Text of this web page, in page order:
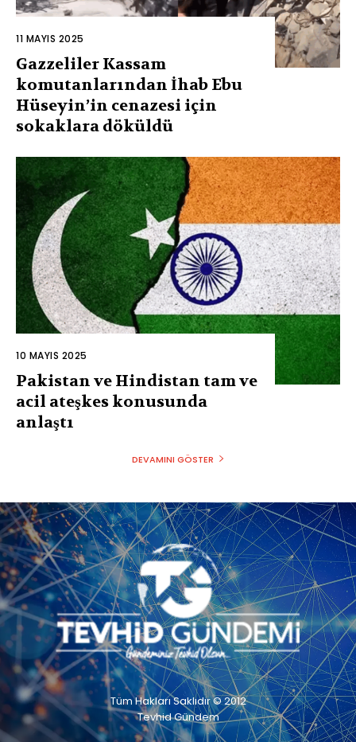
11 MAYIS 2025
Gazzeliler Kassam
komutanlarından İhab Ebu
Hüseyin’in cenazesi için
sokaklara döküldü
10 MAYIS 2025
Pakistan ve Hindistan tam ve
acil ateşkes konusunda
anlaştı
DEVAMINI GÖSTER
Tüm Hakları Saklıdır © 2012
Tevhid Gündem